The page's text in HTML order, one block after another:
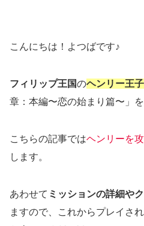
こんにちは！よつばです♪
フィリップ王国のヘンリー王
章：本編〜恋の始まり篇〜」
こちらの記事ではヘンリーを
します。
あわせて ミッションの詳細や
ますので、これからプレイさ